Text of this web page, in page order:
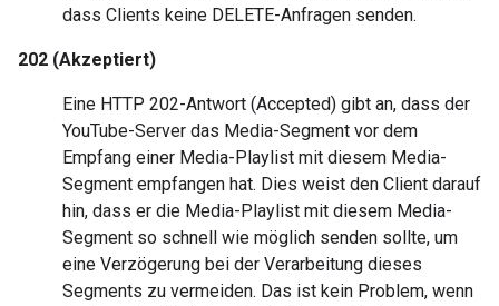
dass Clients keine DELETE-Anfragen senden.
202 (Akzeptiert)
Eine HTTP 202-Antwort (Accepted) gibt an, dass der
YouTube-Server das Media-Segment vor dem
Empfang einer Media-Playlist mit diesem Media-
Segment empfangen hat. Dies weist den Client darauf
hin, dass er die Media-Playlist mit diesem Media-
Segment so schnell wie möglich senden sollte, um
eine Verzögerung bei der Verarbeitung dieses
Segments zu vermeiden. Das ist kein Problem, wenn